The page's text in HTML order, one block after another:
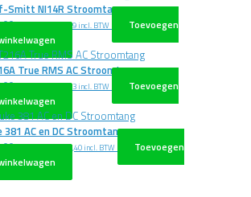
Smitt NI14R Stroomtang
excl. BTW€240,79 incl. BTW
Toevoegen
True RMS AC Stroomtang
excl. BTW€136,73 incl. BTW
Toevoegen
381 AC en DC Stroomtang
excl. BTW€1.137,40 incl. BTW
Toevoegen